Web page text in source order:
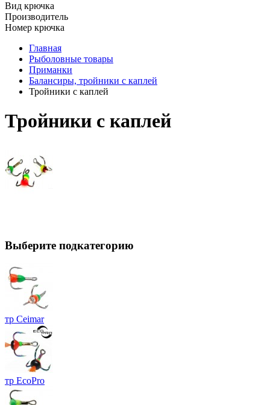
Вид крючка
Производитель
Номер крючка
Главная
Рыболовные товары
Приманки
Балансиры, тройники с каплей
Тройники с каплей
Тройники с каплей
Выберите подкатегорию
тр Ceimar
тр EcoPro